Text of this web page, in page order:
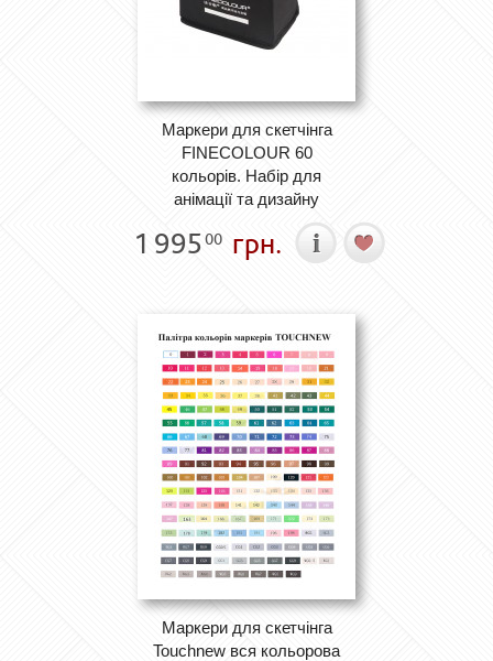
Маркери для скетчінга
FINECOLOUR 60
кольорів. Набір для
анімації та дизайну
1 99500 грн.
Маркери для скетчінга
Touchnew вся кольорова